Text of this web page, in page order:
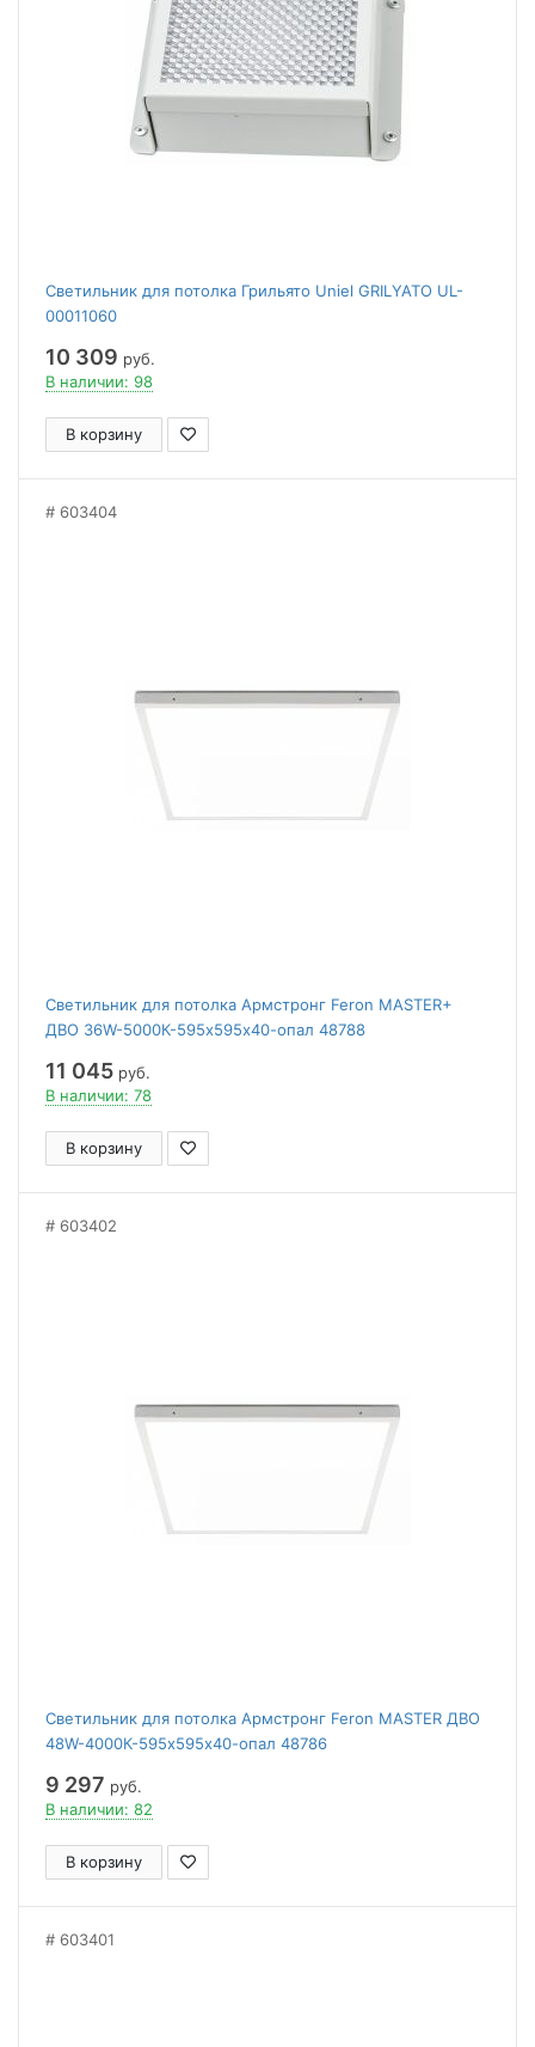
Светильник для потолка Грильято Uniel GRILYATO UL-
00011060
10 309 руб.
В наличии: 98
В корзину
603404
Светильник для потолка Армстронг Feron MASTER+
ДВО 36W-5000К-595х595х40-опал 48788
11 045 руб.
В наличии: 78
В корзину
603402
Светильник для потолка Армстронг Feron MASTER ДВО
48W-4000К-595х595х40-опал 48786
9 297 руб.
В наличии: 82
В корзину
603401